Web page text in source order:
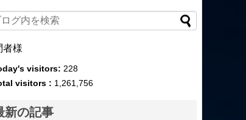
者様
visitors: 228
visitors : 1,261,756
新の記事